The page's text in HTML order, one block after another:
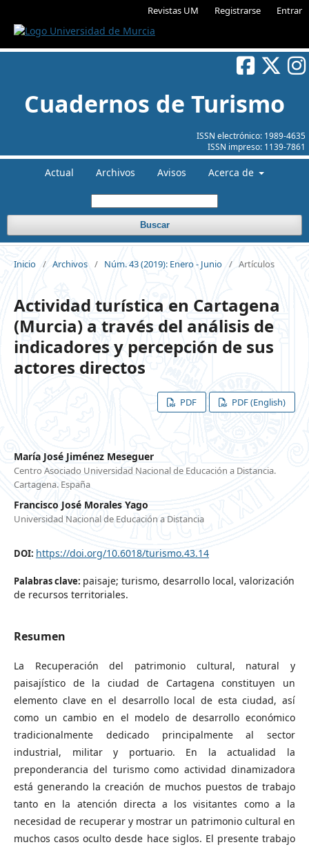
Revistas UM Registrarse Entrar
ISSN electrónico: 1989-4635
ISSN impreso: 1139-7861
Cuadernos de Turismo
Actual Archivos Avisos Acerca de
Buscar
Inicio / Archivos / Núm. 43 (2019): Enero - Junio / Artículos
Actividad turística en Cartagena
(Murcia) a través del análisis de
indicadores y percepción de sus
actores directos
PDF PDF (English)
María José Jiménez Meseguer
Centro Asociado Universidad Nacional de Educación a Distancia.
Cartagena. España
Francisco José Morales Yago
Universidad Nacional de Educación a Distancia
DOI: https://doi.org/10.6018/turismo.43.14
Palabras clave: paisaje; turismo, desarrollo local, valorización
de recursos territoriales.
Resumen
La Recuperación del patrimonio cultural, natural y
paisajístico de la ciudad de Cartagena constituyen un
elemento clave en el desarrollo local de esta ciudad, así
como un cambio en el modelo de desarrollo económico
tradicionalmente dedicado principalmente al sector
industrial, militar y portuario. En la actualidad la
preponderancia del turismo como actividad dinamizadora
está generando la creación de muchos puestos de trabajo
tanto en la atención directa a los visitantes como a la
necesidad de recuperar y mostrar un patrimonio cultural en
muchos casos oculto desde hace siglos. El presente trabajo